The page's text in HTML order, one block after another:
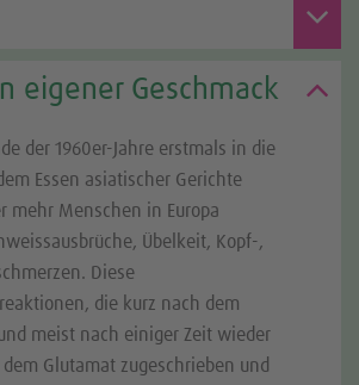
eigener Geschmack
der 1960er-Jahre erstmals in die
Essen asiatischer Gerichte
mehr Menschen in Europa
Übelkeit, Kopf-,
Diese
die kurz nach dem
meist nach einiger Zeit wieder
Glutamat zugeschrieben und